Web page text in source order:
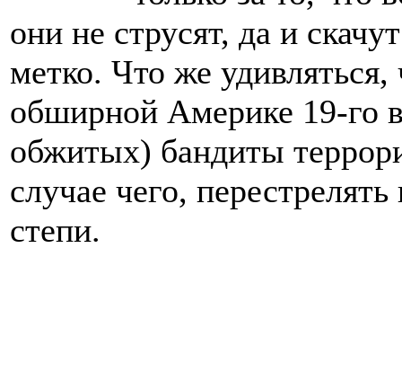
они не струсят, да и
метко. Что же
обширной Америке 19-го
обжитых) бандиты
случае чего,
степи.